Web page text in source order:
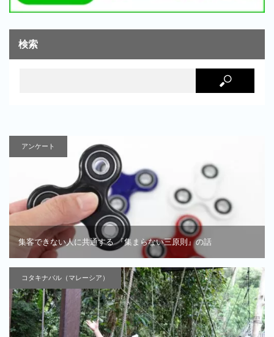
検索
アンケート
集客できない人に共通する 『集まらない三原則』の話
コタキナバル（マレーシア）